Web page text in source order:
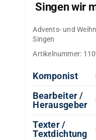
Singen wir
Advents- und
Singen
Artikelnummer:
Komponist
Bearbeiter /
Herausgeber
Texter /
Textdichtung